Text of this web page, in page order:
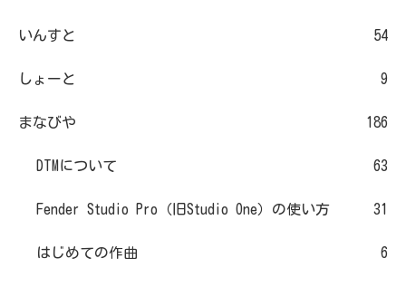
いんすと 54
しょーと 9
まなびや 186
DTMについて 63
Fender Studio Pro（旧Studio One）の使い方 31
はじめての作曲 6